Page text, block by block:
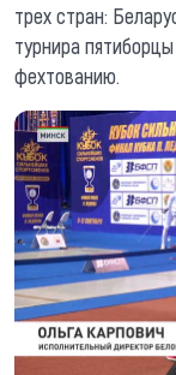
трех стран:
турнира
фехтованию.